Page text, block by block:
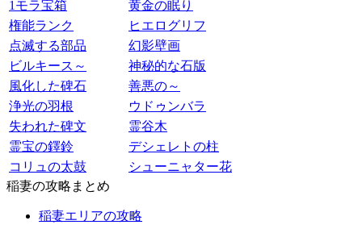
1モラ宝箱
黄金の眠り
権能ランク
ヒエログリフ
点滅する部品
幻影壁画
ビルキース～
神秘的な石版
風化した碑石
善悪の～
浄光の羽根
ウドゥンバラ
失われた碑文
霊谷木
霊宝の鐸鈴
デシェレトの柱
コリュの太鼓
シューニャター花
稲妻の攻略まとめ
稲妻エリアの攻略